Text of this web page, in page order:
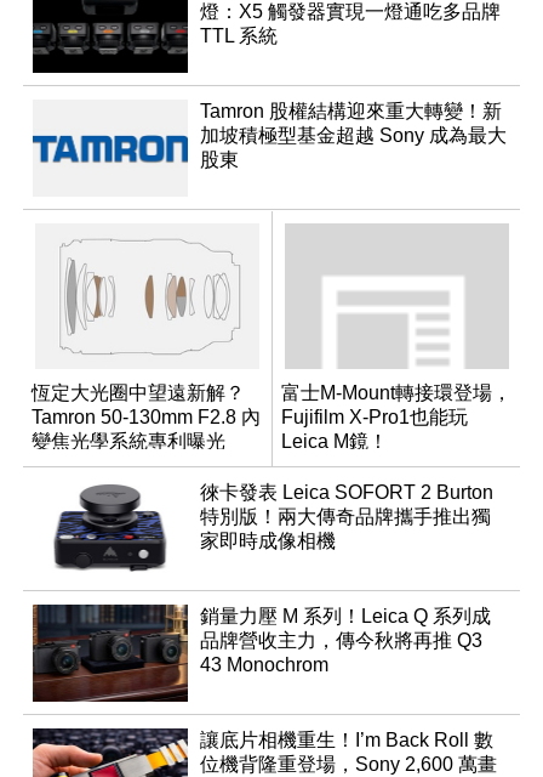
燈：X5 觸發器實現一燈通吃多品牌
TTL 系統
Tamron 股權結構迎來重大轉變！新
加坡積極型基金超越 Sony 成為最大
股東
恆定大光圈中望遠新解？
Tamron 50-130mm F2.8 內
變焦光學系統專利曝光
富士M-Mount轉接環登場，
Fujifilm X-Pro1也能玩
Leica M鏡！
徠卡發表 Leica SOFORT 2 Burton
特別版！兩大傳奇品牌攜手推出獨
家即時成像相機
銷量力壓 M 系列！Leica Q 系列成
品牌營收主力，傳今秋將再推 Q3
43 Monochrom
讓底片相機重生！I’m Back Roll 數
位機背隆重登場，Sony 2,600 萬畫